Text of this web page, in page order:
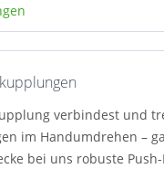
verbindest und
im Handumdrehen –
bei uns robuste